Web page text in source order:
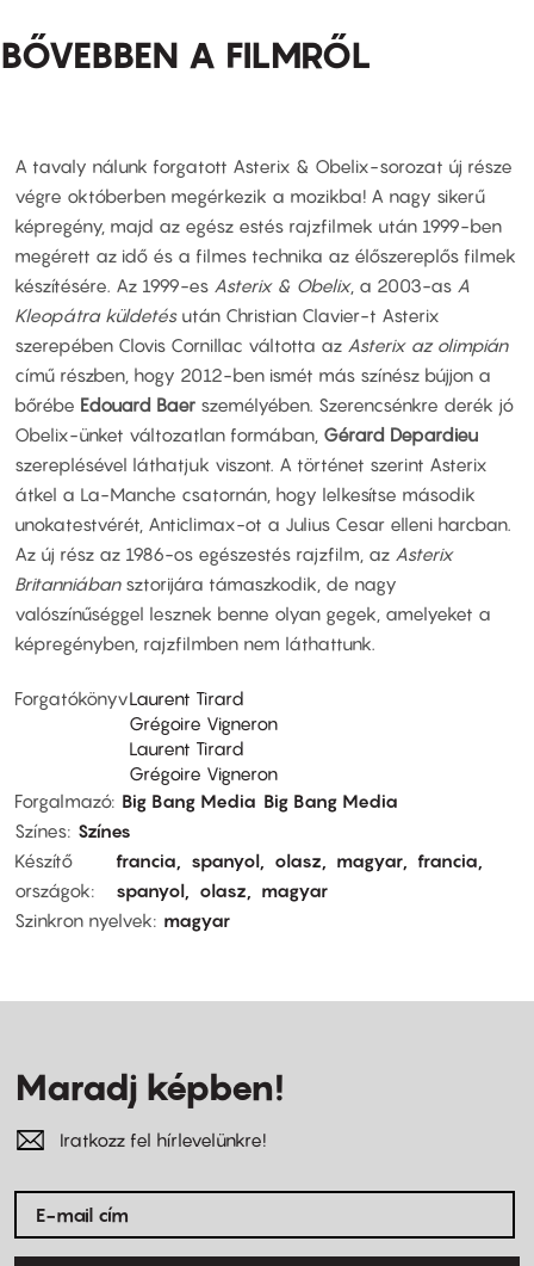
BŐVEBBEN A FILMRŐL
A tavaly nálunk forgatott Asterix & Obelix-sorozat új része
végre októberben megérkezik a mozikba! A nagy sikerű
képregény, majd az egész estés rajzfilmek után 1999-ben
megérett az idő és a filmes technika az élőszereplős filmek
készítésére. Az 1999-es Asterix & Obelix, a 2003-as A
Kleopátra küldetésután Christian Clavier-t Asterix
szerepében Clovis Cornillac váltotta az Asterix az olimpián
című részben, hogy 2012-ben ismét más színész bújjon a
bőrébe Edouard Baer személyében. Szerencsénkre derék jó
Obelix-ünket változatlan formában, Gérard Depardieu
szereplésével láthatjuk viszont. A történet szerint Asterix
átkel a La-Manche csatornán, hogy lelkesítse második
unokatestvérét, Anticlimax-ot a Julius Cesar elleni harcban.
Az új rész az 1986-os egészestés rajzfilm, az Asterix
Britanniábansztorijára támaszkodik, de nagy
valószínűséggel lesznek benne olyan gegek, amelyeket a
képregényben, rajzfilmben nem láthattunk.
ForgatókönyvLaurent Tirard
Grégoire Vigneron
Laurent Tirard
Grégoire Vigneron
Forgalmazó Big Bang Media Big Bang Media
Színes Színes
Készítő
országok
francia spanyol olasz magyar
francia
spanyol
olasz
magyar
Szinkron nyelvek
magyar
Maradj képben!
Iratkozz fel hírlevelünkre!